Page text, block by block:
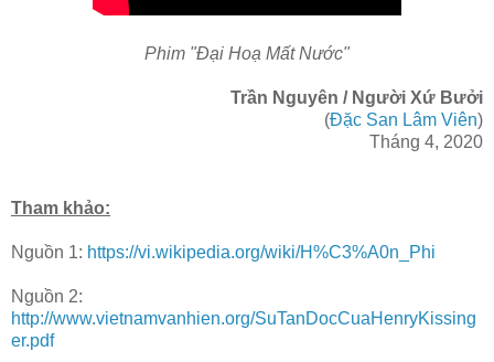
Phim "Đại Hoạ Mất Nước"
Trần Nguyên / Người Xứ Bưởi
(Đặc San Lâm Viên)
Tháng 4, 2020
Tham khảo:
Nguồn 1: https://vi.wikipedia.org/wiki/H%C3%A0n_Phi
Nguồn 2:
http://www.vietnamvanhien.org/SuTanDocCuaHenryKissing
er.pdf